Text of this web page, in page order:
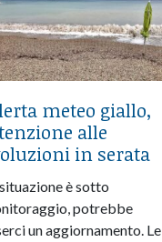
meteo giallo,
alle
in serata
è sotto
potrebbe
un aggiornamento. Le